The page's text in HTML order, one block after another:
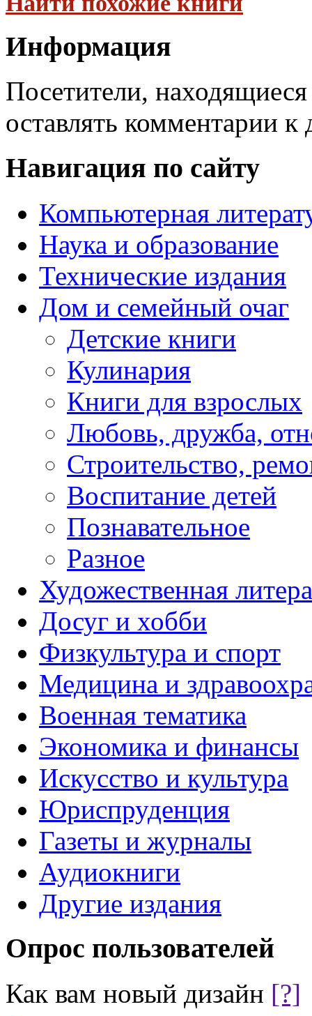
Информация
Посетители,
оставлять комментарии к
Навигация по сайту
Компьютерная
Наука и образование
Технические издания
Дом и семейный очаг
Детские книги
Кулинария
Книги для взрослых
Любовь, дружба,
Строительство,
Воспитание детей
Познавательное
Разное
Художественная
Досуг и хобби
Физкультура и спорт
Медицина и
Военная тематика
Экономика и финансы
Искусство и культура
Юриспруденция
Газеты и журналы
Аудиокниги
Другие издания
Опрос пользователей
Как вам новый дизайн [?]